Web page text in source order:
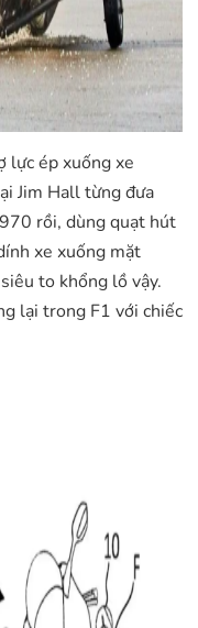
lực ép xuống xe
Jim Hall từng đưa
rồi, dùng quạt hút
xe xuống mặt
to khổng lồ vậy.
lại trong F1 với chiếc